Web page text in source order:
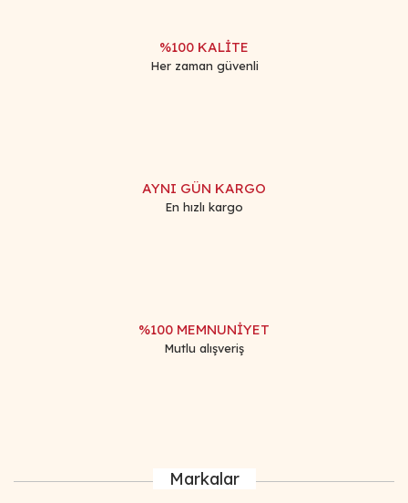
%100 KALİTE
Her zaman güvenli
AYNI GÜN KARGO
En hızlı kargo
%100 MEMNUNİYET
Mutlu alışveriş
Markalar